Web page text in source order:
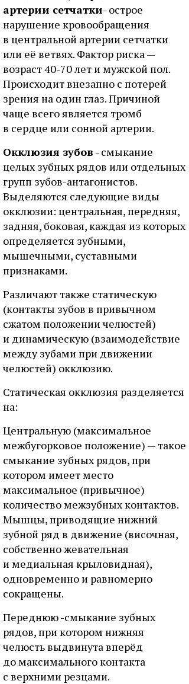
артерии сетчатки- острое
нарушение кровообращения
в центральной артерии сетчатки
или её ветвях. Фактор риска —
возраст 40-70 лет и мужской пол.
Происходит внезапно с потерей
зрения на один глаз. Причиной
чаще всего является тромб
в сердце или сонной артерии.
Окклюзия зубов - смыкание
целых зубных рядов или отдельных
групп зубов-антагонистов.
Выделяются следующие виды
окклюзии: центральная, передняя,
задняя, боковая, каждая из которых
определяется зубными,
мышечными, суставными
признаками.
Различают также статическую
(контакты зубов в привычном
сжатом положении челюстей)
и динамическую (взаимодействие
между зубами при движении
челюстей) окклюзию.
Статическая окклюзия разделяется
на:
Центральную (максимальное
межбугорковое положение) — такое
смыкание зубных рядов, при
котором имеет место
максимальное (привычное)
количество межзубных контактов.
Мышцы, приводящие нижний
зубной ряд в движение (височная,
собственно жевательная
и медиальная крыловидная),
одновременно и равномерно
сокращены.
Переднюю -смыкание зубных
рядов, при котором нижняя
челюсть выдвинута вперёд
до максимального контакта
с верхними резцами.